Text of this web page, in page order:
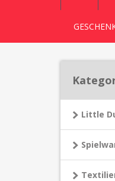
Little